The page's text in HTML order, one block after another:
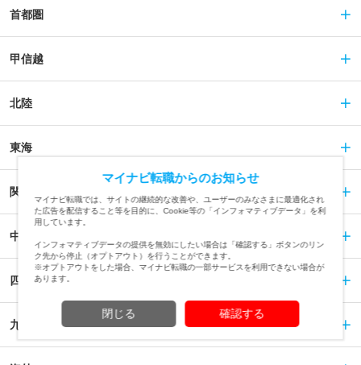
首都圏
甲信越
北陸
東海
関西
中国
四国
九州
マイナビ転職からのお知らせ
マイナビ転職では、サイトの継続的な改善や、ユーザーのみなさまに最適化され
た広告を配信すること等を目的に、Cookie等の「インフォマティブデータ」を利
用しています。
インフォマティブデータの提供を無効にしたい場合は「確認する」ボタンのリン
ク先から停止（オプトアウト）を行うことができます。
※オプトアウトをした場合、マイナビ転職の一部サービスを利用できない場合が
あります。
閉じる 確認する